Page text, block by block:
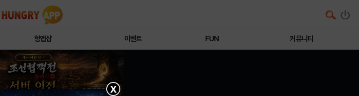
헝앱샵 이벤트 FUN 커뮤니티
X